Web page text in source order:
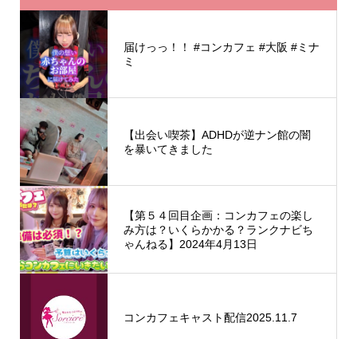
届けっっ！！ #コンカフェ #大阪 #ミナ
ミ
【出会い喫茶】ADHDが逆ナン館の闇
を暴いてきました
【第５４回目企画：コンカフェの楽し
み方は？いくらかかる？ランクナビち
ゃんねる】2024年4月13日
コンカフェキャスト配信2025.11.7